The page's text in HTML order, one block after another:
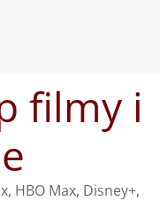
filmy i
HBO Max, Disney+,